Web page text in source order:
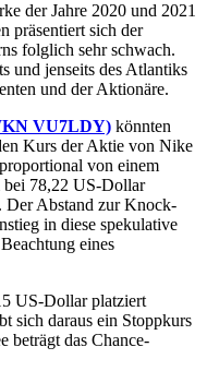
der Jahre 2020 und 2021
präsentiert sich der
folglich sehr schwach.
und jenseits des Atlantiks
und der Aktionäre.
VU7LDY) könnten
Kurs der Aktie von Nike
von einem
bei 78,22 US-Dollar
Der Abstand zur Knock-
in diese spekulative
eines
US-Dollar platziert
sich daraus ein Stoppkurs
beträgt das Chance-